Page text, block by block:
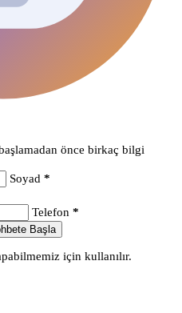
önce birkaç bilgi
Soyad *
Telefon *
Başla
için kullanılır.